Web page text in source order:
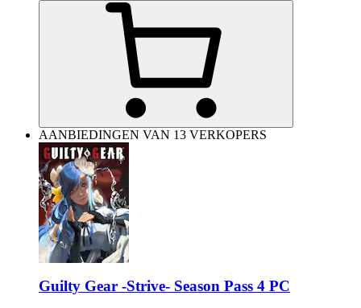
AANBIEDINGEN VAN 13 VERKOPERS
Guilty Gear -Strive- Season Pass 4 PC